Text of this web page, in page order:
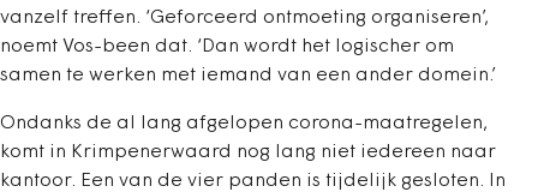
vanzelf treffen. ‘Geforceerd ontmoeting organiseren’,
noemt Vos-been dat. ‘Dan wordt het logischer om
samen te werken met iemand van een ander domein.’
Ondanks de al lang afgelopen corona-maatregelen,
komt in Krimpenerwaard nog lang niet iedereen naar
kantoor. Een van de vier panden is tijdelijk gesloten. In